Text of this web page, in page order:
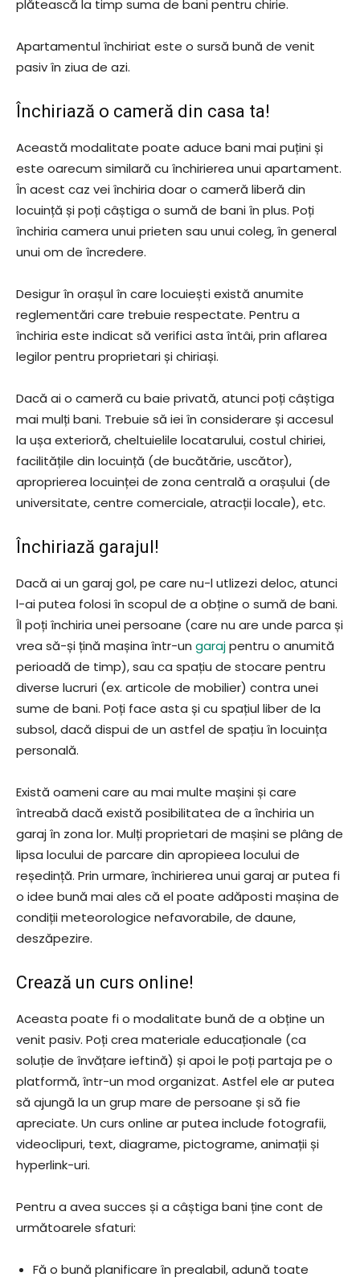
plătească la timp suma de bani pentru chirie.
Apartamentul închiriat este o sursă bună de venit
pasiv în ziua de azi.
Închiriază o cameră din casa ta!
Această modalitate poate aduce bani mai puțini și
este oarecum similară cu închirierea unui apartament.
În acest caz vei închiria doar o cameră liberă din
locuință și poți câștiga o sumă de bani în plus. Poți
închiria camera unui prieten sau unui coleg, în general
unui om de încredere.
Desigur în orașul în care locuiești există anumite
reglementări care trebuie respectate. Pentru a
închiria este indicat să verifici asta întâi, prin aflarea
legilor pentru proprietari și chiriași.
Dacă ai o cameră cu baie privată, atunci poți câștiga
mai mulți bani. Trebuie să iei în considerare și accesul
la ușa exterioră, cheltuielile locatarului, costul chiriei,
facilitățile din locuință (de bucătărie, uscător),
aproprierea locuinței de zona centrală a orașului (de
universitate, centre comerciale, atracții locale), etc.
Închiriază garajul!
Dacă ai un garaj gol, pe care nu-l utlizezi deloc, atunci
l-ai putea folosi în scopul de a obține o sumă de bani.
Îl poți închiria unei persoane (care nu are unde parca și
vrea să-și țină mașina într-un garajpentru o anumită
perioadă de timp), sau ca spațiu de stocare pentru
diverse lucruri (ex. articole de mobilier) contra unei
sume de bani. Poți face asta și cu spațiul liber de la
subsol, dacă dispui de un astfel de spațiu în locuința
personală.
Există oameni care au mai multe mașini și care
întreabă dacă există posibilitatea de a închiria un
garaj în zona lor. Mulți proprietari de mașini se plâng de
lipsa locului de parcare din apropieea locului de
reședință. Prin urmare, închirierea unui garaj ar putea fi
o idee bună mai ales că el poate adăposti mașina de
condiții meteorologice nefavorabile, de daune,
deszăpezire.
Crează un curs online!
Aceasta poate fi o modalitate bună de a obține un
venit pasiv. Poți crea materiale educaționale (ca
soluție de învățare ieftină) și apoi le poți partaja pe o
platformă, într-un mod organizat. Astfel ele ar putea
să ajungă la un grup mare de persoane și să fie
apreciate. Un curs online ar putea include fotografii,
videoclipuri, text, diagrame, pictograme, animații și
hyperlink-uri.
Pentru a avea succes și a câștiga bani ține cont de
următoarele sfaturi:
Fă o bună planificare în prealabil, adună toate